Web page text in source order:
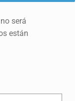
será
están